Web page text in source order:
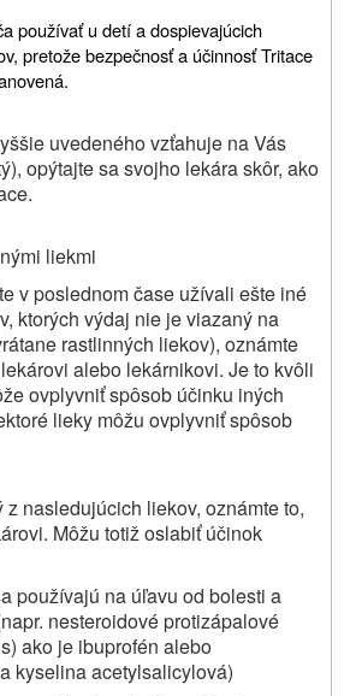
používať u detí a dospievajúcich
pretože bezpečnosť a účinnosť Tritace
uvedeného vzťahuje na Vás
opýtajte sa svojho lekára skôr, ako
liekmi
v poslednom čase užívali ešte iné
ktorých výdaj nie je viazaný na
rastlinných liekov), oznámte
alebo lekárnikovi. Je to kvôli
ovplyvniť spôsob účinku iných
lieky môžu ovplyvniť spôsob
nasledujúcich liekov, oznámte to,
Môžu totiž oslabiť účinok
používajú na úľavu od bolesti a
nesteroidové protizápalové
ako je ibuprofén alebo
kyselina acetylsalicylová)